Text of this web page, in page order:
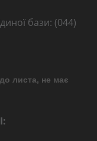
бази: (044)
листа, не має